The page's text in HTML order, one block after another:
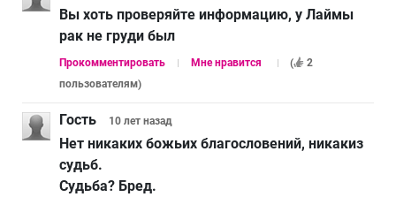
Вы хоть проверяйте информацию, у Лаймы
рак не груди был
Прокомментировать Мне нравится (
2
пользователям)
Гость 10 лет назад
Нет никаких божьих благословений, никакиз
судьб.
Судьба? Бред.